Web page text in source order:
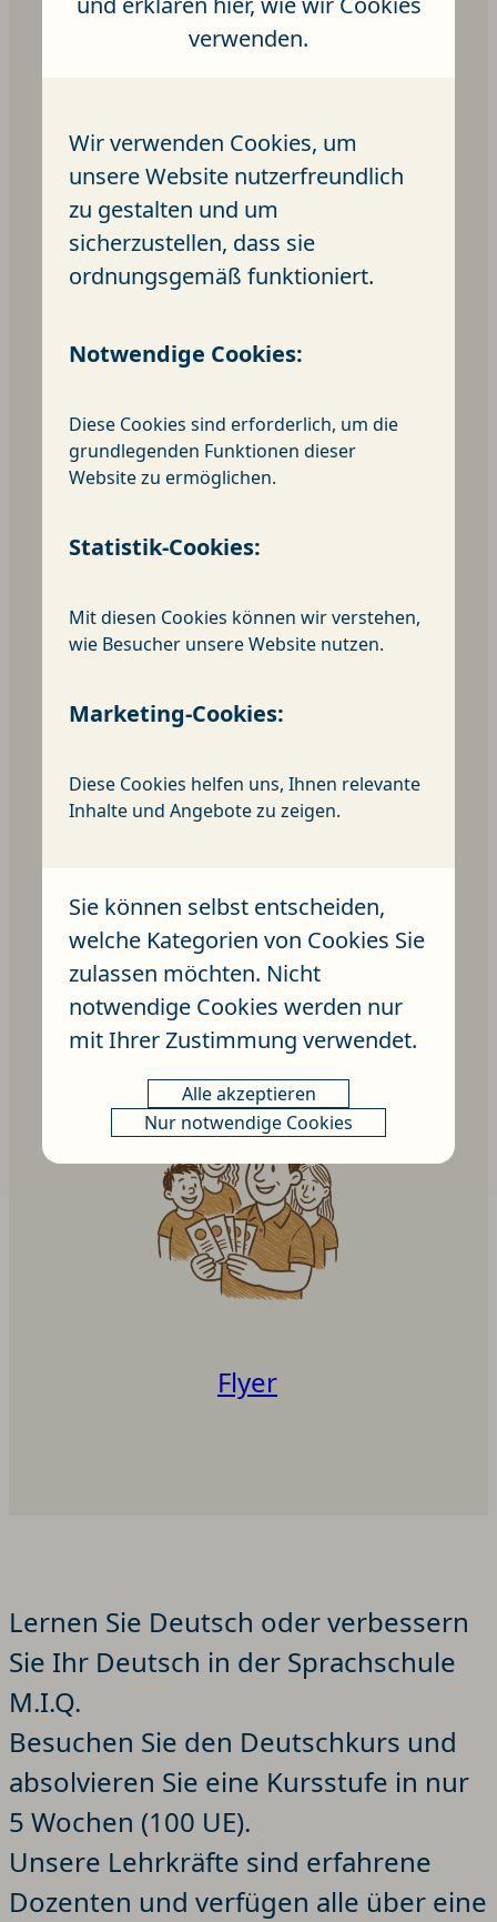
Sozialstation
M.I.Q.-Coaching
Flyer
Lernen Sie Deutsch oder verbessern
Sie Ihr Deutsch in der Sprachschule
M.I.Q.
Besuchen Sie den Deutschkurs und
absolvieren Sie eine Kursstufe in nur
5 Wochen (100 UE).
Unsere Lehrkräfte sind erfahrene
Dozenten und verfügen alle über eine
verwenden.
Wir verwenden Cookies, um
unsere Website nutzerfreundlich
zu gestalten und um
sicherzustellen, dass sie
ordnungsgemäß funktioniert.
Notwendige Cookies:
Diese Cookies sind erforderlich, um die
grundlegenden Funktionen dieser
Website zu ermöglichen.
Statistik-Cookies:
Mit diesen Cookies können wir verstehen,
wie Besucher unsere Website nutzen.
Marketing-Cookies:
Diese Cookies helfen uns, Ihnen relevante
Inhalte und Angebote zu zeigen.
Sie können selbst entscheiden,
welche Kategorien von Cookies Sie
zulassen möchten. Nicht
notwendige Cookies werden nur
mit Ihrer Zustimmung verwendet.
Alle akzeptieren
Nur notwendige Cookies